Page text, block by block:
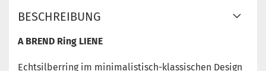
BESCHREIBUNG
A BREND Ring LIENE
Echtsilberring im minimalistisch-klassischen Design